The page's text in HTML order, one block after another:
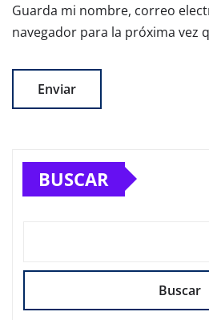
Guarda mi nombre, correo
navegador para la próxima vez
BUSCAR
Buscar